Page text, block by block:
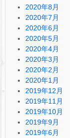
2020年8月
2020年7月
2020年6月
2020年5月
2020年4月
2020年3月
2020年2月
2020年1月
2019年12月
2019年11月
2019年10月
2019年9月
2019年6月